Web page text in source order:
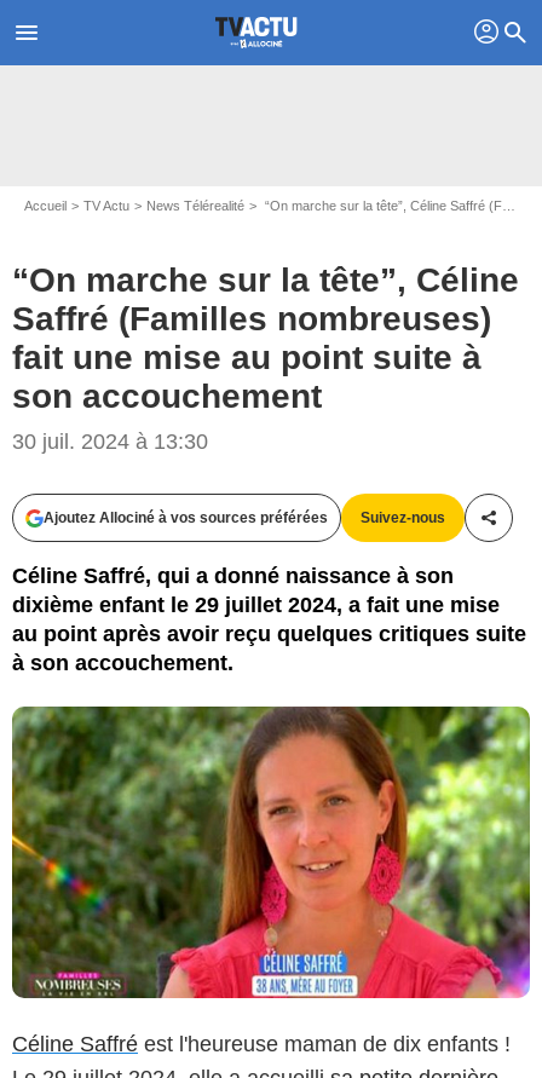
menu profil search
Accueil TV Actu News Télérealité “On marche sur la tête”, Céline Saffré (Familles nombreuses) fait une mise au point suite à son accouchement
“On marche sur la tête”, Céline
Saffré (Familles nombreuses)
fait une mise au point suite à
son accouchement
30 juil. 2024 à 13:30
Ajoutez Allociné à vos sources préférées Suivez-nous
Céline Saffré, qui a donné naissance à son
dixième enfant le 29 juillet 2024, a fait une mise
au point après avoir reçu quelques critiques suite
à son accouchement.
Céline Saffré est l'heureuse maman de dix enfants !